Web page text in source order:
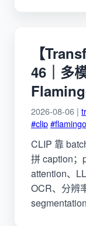
【
46｜多
2026-08-06 |
#clip#flamingo
CLIP 靠
拼 caption；
attention、
OCR、分辨